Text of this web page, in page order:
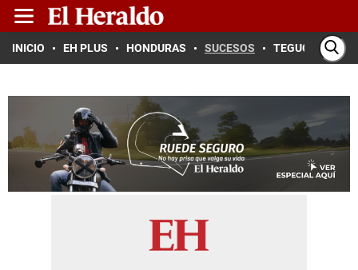
INICIO EH PLUS HONDURAS SUCESOS TEGUCIGALPA